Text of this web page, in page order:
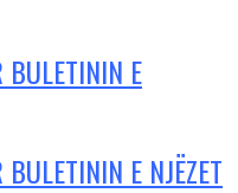
BULETININ E
E NJËZET